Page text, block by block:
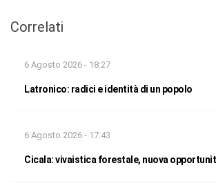
Correlati
6 Agosto 2026 - 18:27
Latronico: radici e identità di un popolo
6 Agosto 2026 - 17:43
Cicala: vivaistica forestale, nuova